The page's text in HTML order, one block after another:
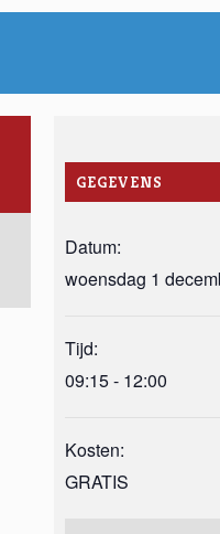
GEGEVENS
Datum:
woensdag 1
Tijd:
09:15 - 12:00
Kosten:
GRATIS